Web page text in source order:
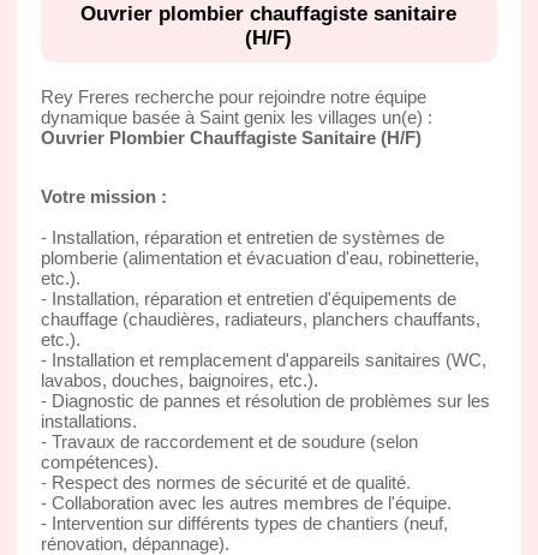
Ouvrier plombier chauffagiste sanitaire
(H/F)
Rey Freres recherche pour rejoindre notre équipe
dynamique basée à Saint genix les villages un(e) :
Ouvrier Plombier Chauffagiste Sanitaire (H/F)
Votre mission :
- Installation, réparation et entretien de systèmes de
plomberie (alimentation et évacuation d'eau, robinetterie,
etc.).
- Installation, réparation et entretien d'équipements de
chauffage (chaudières, radiateurs, planchers chauffants,
etc.).
- Installation et remplacement d'appareils sanitaires (WC,
lavabos, douches, baignoires, etc.).
- Diagnostic de pannes et résolution de problèmes sur les
installations.
- Travaux de raccordement et de soudure (selon
compétences).
- Respect des normes de sécurité et de qualité.
- Collaboration avec les autres membres de l'équipe.
- Intervention sur différents types de chantiers (neuf,
rénovation, dépannage).